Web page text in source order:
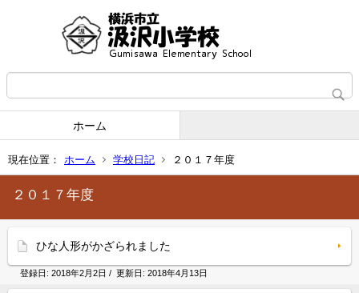
ホーム
現在位置： ホーム 学校日記 ２０１７年度
２０１７年度
ひな人形がかざられました
登録日: 2018年2月2日 / 更新日: 2018年4月13日